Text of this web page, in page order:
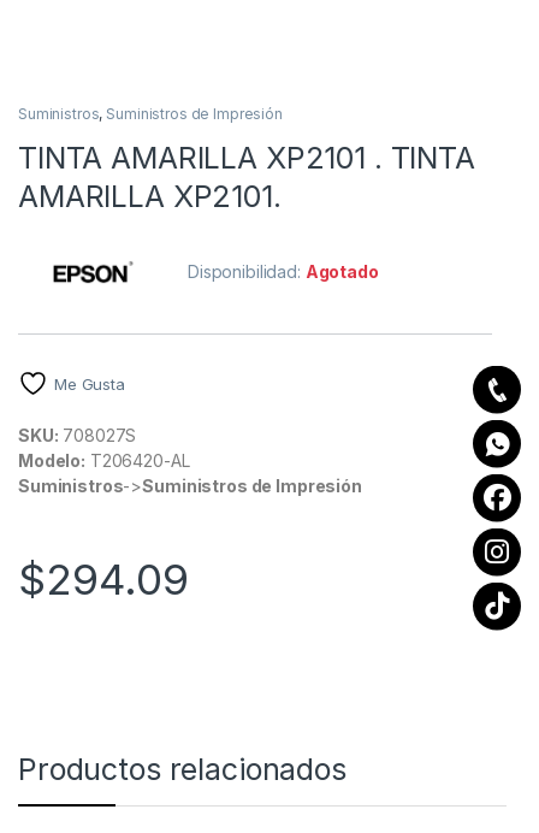
Suministros, Suministros de Impresión
TINTA AMARILLA XP2101 . TINTA
AMARILLA XP2101.
Disponibilidad: Agotado
Me Gusta
SKU: 708027S
Modelo: T206420-AL
Suministros->Suministros de Impresión
$294.09
Productos relacionados